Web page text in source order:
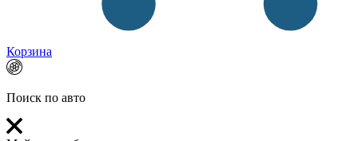
Корзина
Поиск по авто